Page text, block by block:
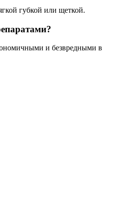
губкой или щеткой.
и безвредными в